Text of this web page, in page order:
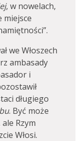
, w nowelach,
miejsce
we Włoszech
ambasady
i
długiego
. Być może
Rzym
Włosi.